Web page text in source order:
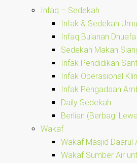
Infaq – Sedekah
Infak & Sedekah
Infaq Bulanan Dhuafa
Sedekah Makan
Infak Pendidikan
Infak Operasional
Infak Pengadaan
Daily Sedekah
Berlian (Berbagi
Wakaf
Wakaf Masjid Daarul
Wakaf Sumber Air